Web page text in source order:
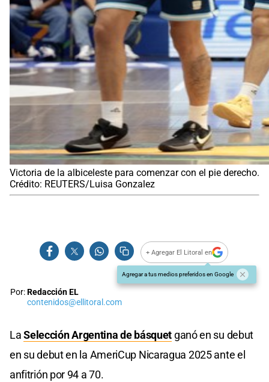
Victoria de la albiceleste para comenzar con el pie derecho.
Crédito: REUTERS/Luisa Gonzalez
+ Agregar El Litoral en
Agregar a tus medios preferidos en Google
Por:Redacción EL
contenidos@ellitoral.com
LaSelección Argentina de básquet ganó en su debut
en su debut en la AmeriCup Nicaragua 2025 ante el
anfitrión por 94 a 70.